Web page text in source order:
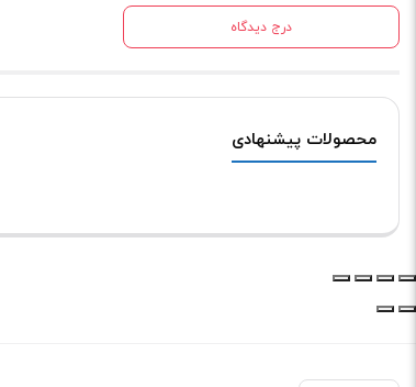
درج دیدگاه
محصولات پیشنهادی